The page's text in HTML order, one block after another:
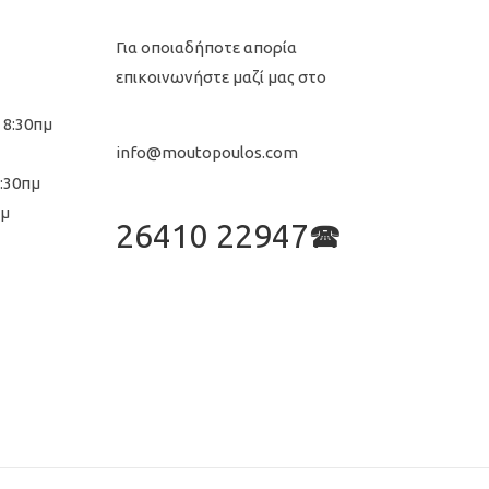
Για οποιαδήποτε απορία
επικοινωνήστε μαζί μας στο
info@moutopoulos.com
26410 22947🕿